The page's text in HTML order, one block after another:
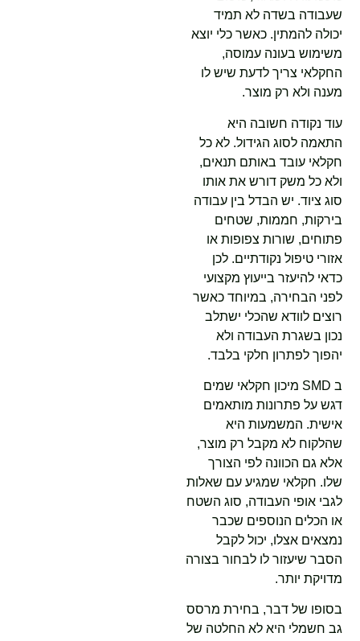
שעבודה בשדה לא תמיד
יכולה להמתין. כאשר כלי יוצא
משימוש בעונה עמוסה,
החקלאי צריך לדעת שיש לו
מענה ולא רק מוצר.
עוד נקודה חשובה היא
התאמה לסוג הגידול. לא כל
חקלאי עובד באותם תנאים,
ולא כל משק דורש את אותו
סוג ציוד. יש הבדל בין עבודה
בירקות, חממות, שטחים
פתוחים, שורות צפופות או
אזורי טיפול נקודתיים. לכן
כדאי להיעזר בייעוץ מקצועי
לפני הבחירה, במיוחד כאשר
רוצים לוודא שהכלי ישתלב
נכון בשגרת העבודה ולא
יהפוך לפתרון חלקי בלבד.
ב SMD מיכון חקלאי שמים
דגש על פתרונות מותאמים
אישית. המשמעות היא
שהלקוח לא מקבל רק מוצר,
אלא גם הכוונה לפי הצורך
שלו. חקלאי שמגיע עם שאלות
לגבי אופי העבודה, סוג השטח
או הכלים הנוספים שכבר
נמצאים אצלו, יכול לקבל
הסבר שיעזור לו לבחור בצורה
מדויקת יותר.
בסופו של דבר, בחירת מרסס
גב חשמלי היא לא החלטה של